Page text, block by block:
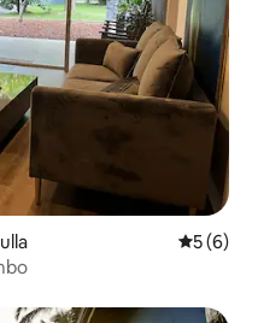
5 (6)